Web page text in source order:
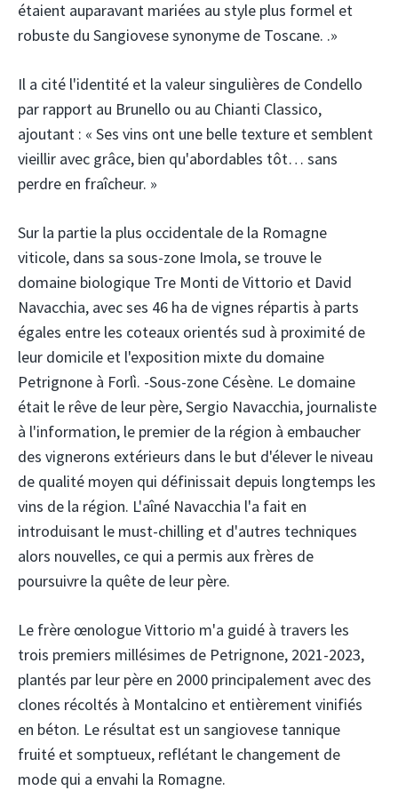
étaient auparavant mariées au style plus formel et
robuste du Sangiovese synonyme de Toscane. .»
Il a cité l'identité et la valeur singulières de Condello
par rapport au Brunello ou au Chianti Classico,
ajoutant : « Ses vins ont une belle texture et semblent
vieillir avec grâce, bien qu'abordables tôt… sans
perdre en fraîcheur. »
Sur la partie la plus occidentale de la Romagne
viticole, dans sa sous-zone Imola, se trouve le
domaine biologique Tre Monti de Vittorio et David
Navacchia, avec ses 46 ha de vignes répartis à parts
égales entre les coteaux orientés sud à proximité de
leur domicile et l'exposition mixte du domaine
Petrignone à Forlì. -Sous-zone Césène. Le domaine
était le rêve de leur père, Sergio Navacchia, journaliste
à l'information, le premier de la région à embaucher
des vignerons extérieurs dans le but d'élever le niveau
de qualité moyen qui définissait depuis longtemps les
vins de la région. L'aîné Navacchia l'a fait en
introduisant le must-chilling et d'autres techniques
alors nouvelles, ce qui a permis aux frères de
poursuivre la quête de leur père.
Le frère œnologue Vittorio m'a guidé à travers les
trois premiers millésimes de Petrignone, 2021-2023,
plantés par leur père en 2000 principalement avec des
clones récoltés à Montalcino et entièrement vinifiés
en béton. Le résultat est un sangiovese tannique
fruité et somptueux, reflétant le changement de
mode qui a envahi la Romagne.